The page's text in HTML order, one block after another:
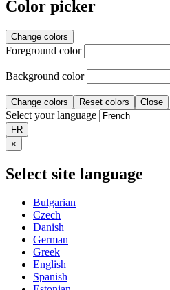
Color picker
Change colors
Foreground color
Background color
Change colors Reset colors Close
Select your language
FR
×
Select site language
Bulgarian
Czech
Danish
German
Greek
English
Spanish